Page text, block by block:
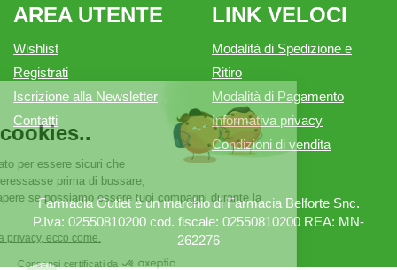
AREA UTENTE
Wishlist
Registrati
Iscrizione alla Newsletter
Contatti
LINK VELOCI
Modalità di Spedizione e
Ritiro
Modalità di Pagamento
Informativa privacy
Condizioni di vendita
Farmacia Outlet è un marchio di Farmacia Belforte Snc.
P.Iva: 02550810200 cod. fiscale: 02550810200 REA: MN-
262276